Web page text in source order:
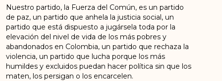
Nuestro partido, la Fuerza del Común, es un partido
de paz, un partido que anhela la justicia social, un
partido que está dispuesto a jugársela toda por la
elevación del nivel de vida de los más pobres y
abandonados en Colombia, un partido que rechaza la
violencia, un partido que lucha porque los más
humildes y excluidos puedan hacer política sin que los
maten, los persigan o los encarcelen.